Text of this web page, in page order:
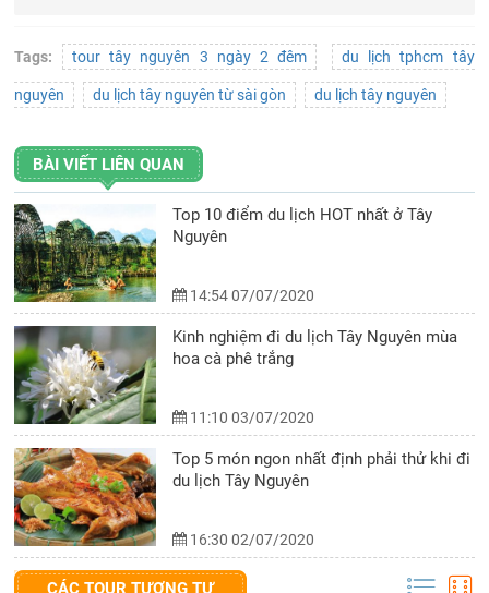
Tags: tour tây nguyên 3 ngày 2 đêm du lịch tphcm tây
nguyên du lịch tây nguyên từ sài gòn du lịch tây nguyên
BÀI VIẾT LIÊN QUAN
Top 10 điểm du lịch HOT nhất ở Tây
Nguyên
14:54 07/07/2020
Kinh nghiệm đi du lịch Tây Nguyên mùa
hoa cà phê trắng
11:10 03/07/2020
Top 5 món ngon nhất định phải thử khi đi
du lịch Tây Nguyên
16:30 02/07/2020
CÁC TOUR TƯƠNG TỰ